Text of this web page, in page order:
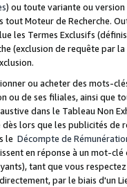
) ou toute variante ou
tout Moteur de Recherche.
les Termes Exclusifs
(exclusion de requête
ou acheter des mots-
ou de ses filiales, ainsi que
dans le Tableau Non
lors que les publicités de
le Décompte de
en réponse à un mot-
tant que vous
par le biais d'un